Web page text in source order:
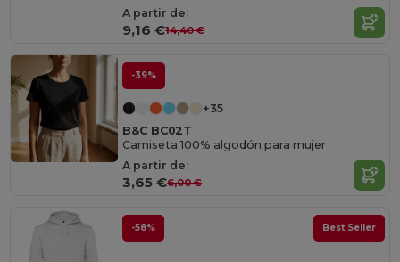
A partir de:
9,16 €14,40 €
-39%
+35
B&C BC02T
Camiseta 100% algodón para mujer
A partir de:
3,65 €6,00 €
-58% Best Seller